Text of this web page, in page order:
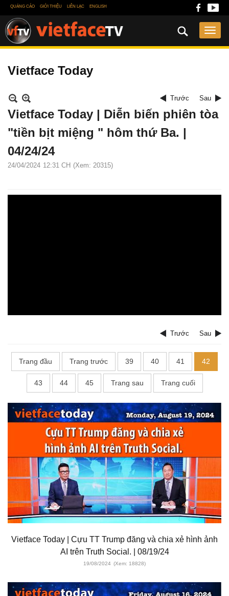
QUẢNG CÁO GIỚI THIỆU LIÊN LẠC ENGLISH
Vietface Today
Trước Sau
Vietface Today | Diễn biến phiên tòa
"tiền bịt miệng " hôm thứ Ba. |
04/24/24
24/04/2024 12:31 CH (Xem: 20315)
Trước Sau
Trang đầu Trang trước 39 40 41 42
43 44 45 Trang sau Trang cuối
Vietface Today | Cựu TT Trump đăng và chia xẻ hình ảnh
AI trên Truth Social. | 08/19/24
19/08/2024 (Xem: 18828)